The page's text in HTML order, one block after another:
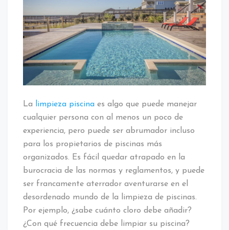
La limpieza piscina es algo que puede manejar
cualquier persona con al menos un poco de
experiencia, pero puede ser abrumador incluso
para los propietarios de piscinas más
organizados. Es fácil quedar atrapado en la
burocracia de las normas y reglamentos, y puede
ser francamente aterrador aventurarse en el
desordenado mundo de la limpieza de piscinas.
Por ejemplo, ¿sabe cuánto cloro debe añadir?
¿Con qué frecuencia debe limpiar su piscina?